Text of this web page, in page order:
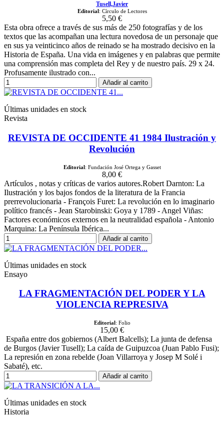
Tusell,Javier
Editorial: Círculo de Lectores
5,50 €
Esta obra ofrece a través de sus más de 250 fotografías y de los
textos que las acompañan una lectura novedosa de un personaje que
en sus ya veinticinco años de reinado se ha mostrado decisivo en la
Historia de España. Una vida en imágenes y en palabras que permite
una comprensión mas completa del Rey y de nuestro país. 29 x 24.
Profusamente ilustrado con...
Añadir al carrito
Últimas unidades en stock
Revista
REVISTA DE OCCIDENTE 41 1984 Ilustración y
Revolución
Editorial: Fundación José Ortega y Gasset
8,00 €
Artículos , notas y críticas de varios autores.Robert Darnton: La
Ilustración y los bajos fondos de la literatura de la Francia
prerrevolucionaria - François Furet: La revolución en lo imaginario
político francés - Jean Starobinski: Goya y 1789 - Angel Viñas:
Factores económicos externos en la neutralidad española - Antonio
Marquina: La Península Ibérica...
Añadir al carrito
Últimas unidades en stock
Ensayo
LA FRAGMENTACIÓN DEL PODER Y LA
VIOLENCIA REPRESIVA
Editorial: Folio
15,00 €
España entre dos gobiernos (Albert Balcells); La junta de defensa
de Burgos (Javier Tusell); La caída de Guipuzcoa (Juan Pablo Fusi);
La represión en zona rebelde (Joan Villarroya y Josep M Solé i
Sabaté), etc.
Añadir al carrito
Últimas unidades en stock
Historia